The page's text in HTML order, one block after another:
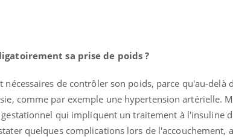
sa prise de poids ?
nécessaires de contrôler son poids, parce qu'au-
comme par exemple une hypertension artérielle.
qui impliquent un traitement à l'insuline
quelques complications lors de l'accouchement,